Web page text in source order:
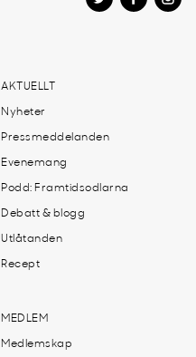
AKTUELLT
Nyheter
Pressmeddelanden
Evenemang
Podd: Framtidsodlarna
Debatt & blogg
Utlåtanden
Recept
MEDLEM
Medlemskap